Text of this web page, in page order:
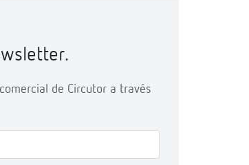
de Circutor a través